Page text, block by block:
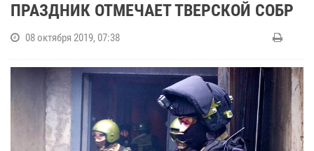
ПРАЗДНИК ОТМЕЧАЕТ ТВЕРСКОЙ СОБР
08 октября 2019, 07:38